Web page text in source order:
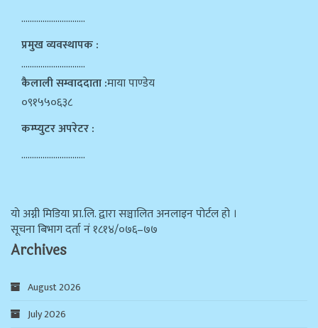
…………………………
प्रमुख व्यवस्थापक :
…………………………
कैलाली सम्वाददाता :माया पाण्डेय
०९१५५०६३८
कम्प्युटर अपरेटर :
…………………………
याे अग्नी मिडिया प्रा.लि. द्वारा सञ्चालित अनलाइन पोर्टल हो ।
सूचना बिभाग दर्ता न‌ं १८१४/०७६–७७
Archives
August 2026
July 2026